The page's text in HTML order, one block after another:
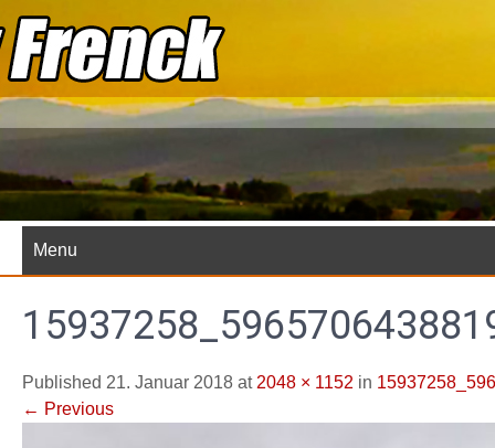
Skip
to
content
Menu
Published 21. Januar 2018 at 2048 × 1152 in
← Previous